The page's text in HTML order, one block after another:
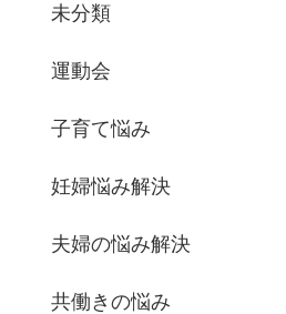
未分類
運動会
子育て悩み
妊婦悩み解決
夫婦の悩み解決
共働きの悩み